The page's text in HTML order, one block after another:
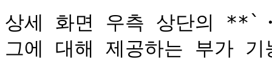
상세 화면 우측 상단의 **`
그에 대해 제공하는 부가